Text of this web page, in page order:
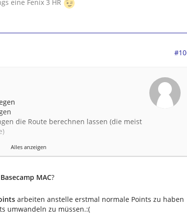
eine Fenix 3 HR
die Route berechnen lassen (die meist
mit + Zeichen" (Einfügen) auswählen
gewünschter Stelle mit Linksklick wieder
wird gesetzt)
Route den Vorstellungen
Alles anzeigen
Basecamp MAC?
arbeiten anstelle erstmal normale Points zu haben
umwandeln zu müssen.:(